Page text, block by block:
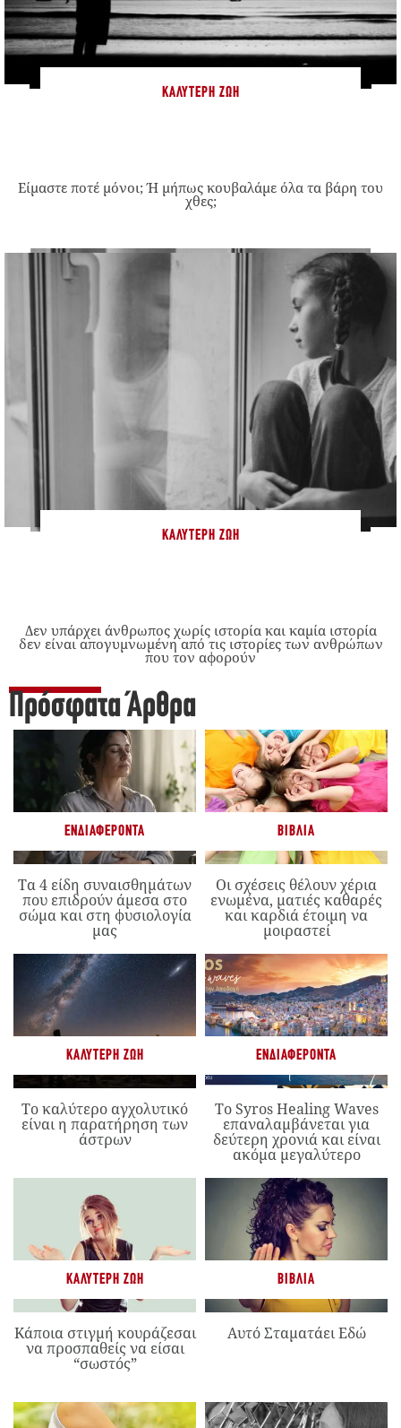
ΚΑΛΎΤΕΡΗ ΖΩΉ
Είμαστε ποτέ μόνοι; Ή μήπως κουβαλάμε όλα τα βάρη του
χθες;
ΚΑΛΎΤΕΡΗ ΖΩΉ
Δεν υπάρχει άνθρωπος χωρίς ιστορία και καμία ιστορία
δεν είναι απογυμνωμένη από τις ιστορίες των ανθρώπων
που τον αφορούν
Πρόσφατα Άρθρα
ΕΝΔΙΑΦΈΡΟΝΤΑ
Τα 4 είδη συναισθημάτων
που επιδρούν άμεσα στο
σώμα και στη φυσιολογία
μας
ΒΙΒΛΊΑ
Οι σχέσεις θέλουν χέρια
ενωμένα, ματιές καθαρές
και καρδιά έτοιμη να
μοιραστεί
ΚΑΛΎΤΕΡΗ ΖΩΉ
Το καλύτερο αγχολυτικό
είναι η παρατήρηση των
άστρων
ΕΝΔΙΑΦΈΡΟΝΤΑ
Το Syros Healing Waves
επαναλαμβάνεται για
δεύτερη χρονιά και είναι
ακόμα μεγαλύτερο
ΚΑΛΎΤΕΡΗ ΖΩΉ
Κάποια στιγμή κουράζεσαι
να προσπαθείς να είσαι
“σωστός”
ΒΙΒΛΊΑ
Αυτό Σταματάει Εδώ